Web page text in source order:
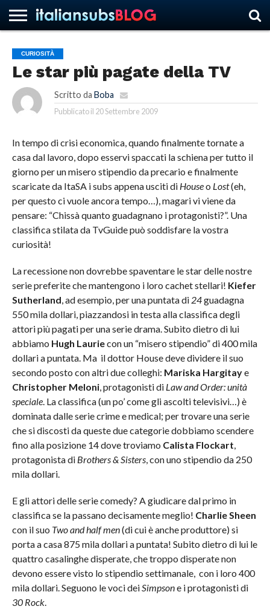
HOME
NEWS
ASCOLTI
RECENSIONI
INTERVISTE
CURIOSITÀ
CHI
SIAMO
CONTATTACI
FORUM
ITALIANSUBS
CURIOSITÀ
Le star più pagate della TV
Scritto da Boba
Pubblicato il 20 Settembre 2009
In tempo di crisi economica, quando finalmente tornate a
casa dal lavoro, dopo esservi spaccati la schiena per tutto il
giorno per un misero stipendio da precario e finalmente
scaricate da ItaSA i subs appena usciti di Houseo Lost(eh,
per questo ci vuole ancora tempo…), magari vi viene da
pensare: “Chissà quanto guadagnano i protagonisti?”. Una
classifica stilata da TvGuide può soddisfare la vostra
curiosità!
La recessione non dovrebbe spaventare le star delle nostre
serie preferite che mantengono i loro cachet stellari! Kiefer
Sutherland, ad esempio, per una puntata di 24guadagna
550 mila dollari, piazzandosi in testa alla classifica degli
attori più pagati per una serie drama. Subito dietro di lui
abbiamo Hugh Lauriecon un “misero stipendio” di 400 mila
dollari a puntata. Ma il dottor House deve dividere il suo
secondo posto con altri due colleghi: Mariska Hargitaye
Christopher Meloni, protagonisti di Law and Order: unità
speciale. La classifica (un po’ come gli ascolti televisivi…) è
dominata dalle serie crime e medical; per trovare una serie
che si discosti da queste due categorie dobbiamo scendere
fino alla posizione 14 dove troviamo Calista Flockart,
protagonista di Brothers & Sisters, con uno stipendio da 250
mila dollari.
E gli attori delle serie comedy? A giudicare dal primo in
classifica se la passano decisamente meglio! Charlie Sheen
con il suo Two and half men(di cui è anche produttore) si
porta a casa 875 mila dollari a puntata! Subito dietro di lui le
quattro casalinghe disperate, che troppo disperate non
devono essere visto lo stipendio settimanale, con i loro 400
mila dollari. Seguono le voci deiSimpsone i protagonisti di
30 Rock.